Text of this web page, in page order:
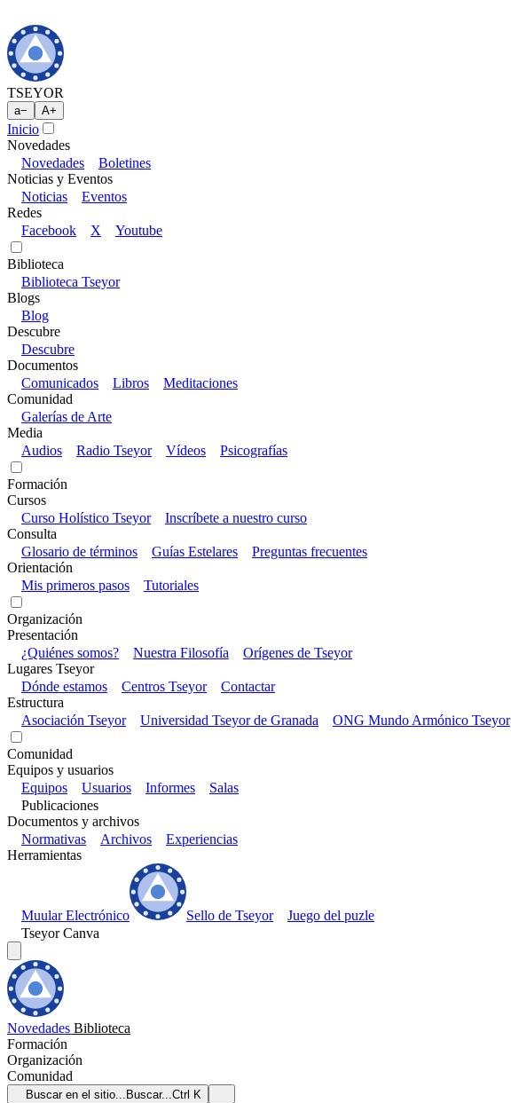
TSEYOR
a− A+
Inicio
Novedades
Novedades
Boletines
Noticias y Eventos
Noticias
Eventos
Redes
Facebook
X Youtube
Biblioteca
Biblioteca Tseyor
Blogs
Blog
Descubre
Descubre
Documentos
Comunicados
Libros
Meditaciones
Comunidad
Galerías de Arte
Media
Audios
Radio Tseyor Vídeos Psicografías
Formación
Cursos
Curso Holístico Tseyor
Inscríbete a nuestro curso
Consulta
Glosario de términos
Guías Estelares
Preguntas frecuentes
Orientación
Mis primeros pasos
Tutoriales
Organización
Presentación
¿Quiénes somos?
Nuestra Filosofía
Orígenes de Tseyor
Lugares Tseyor
Dónde estamos
Centros Tseyor
Contactar
Estructura
Asociación Tseyor
Universidad Tseyor de Granada ONG Mundo Armónico Tseyor
Comunidad
Equipos y usuarios
Equipos
Usuarios Informes
Salas
Publicaciones
Documentos y archivos
Normativas
Archivos
Experiencias
Herramientas
Muular Electrónico Sello de Tseyor
Juego del puzle
Tseyor Canva
Novedades Biblioteca
Formación
Organización
Comunidad
Buscar en el sitio... Buscar...Ctrl K